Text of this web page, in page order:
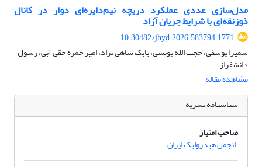
مدل‌سازی عددی عملکرد دریچه نیم‌دایره‌ای دوار در کانال
ذوزنقه‌ای با شرایط جریان آزاد
10.30482/jhyd.2026.583794.1771
سمیرا یوسفی، حجت الله یونسی، بابک شاهی نژاد، امیر حمزه حقی آبی، رسول
دانشفراز
مشاهده مقاله
شناسنامه نشریه
صاحب امتیاز
انجمن هیدرولیک ایران